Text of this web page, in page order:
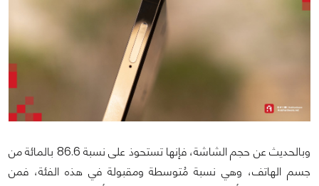
وبالحديث عن حجم الشاشة، فإنها تستحوذ على نسبة 86.6 بالمائة من
جسم الهاتف، وهي نسبة مُتوسطة ومقبولة في هذه الفئة، فمن